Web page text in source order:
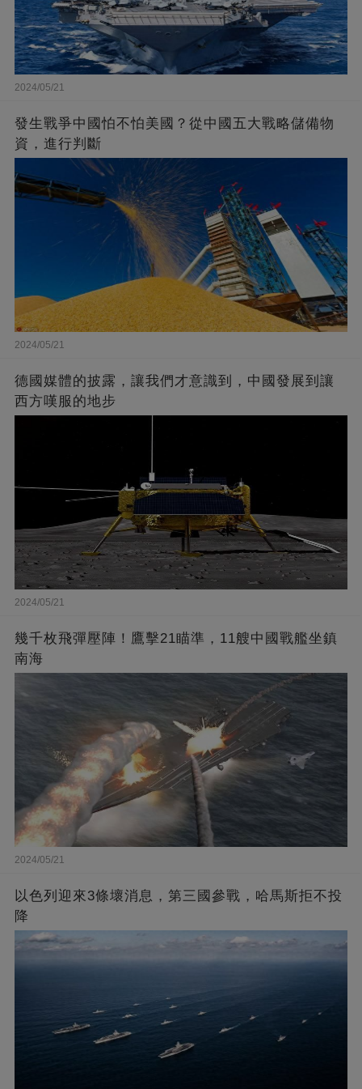
2024/05/21
發生戰爭中國怕不怕美國？從中國五大戰略儲備物
資，進行判斷
2024/05/21
德國媒體的披露，讓我們才意識到，中國發展到讓
西方嘆服的地步
2024/05/21
幾千枚飛彈壓陣！鷹擊21瞄準，11艘中國戰艦坐鎮
南海
2024/05/21
以色列迎來3條壞消息，第三國參戰，哈馬斯拒不投
降